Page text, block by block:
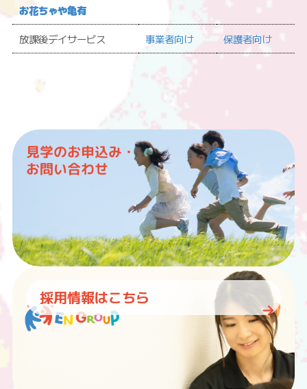
お花ちゃや亀有
放課後デイサービス
事業者向け 保護者向け
見学のお申込み・
お問い合わせ
採用情報はこちら